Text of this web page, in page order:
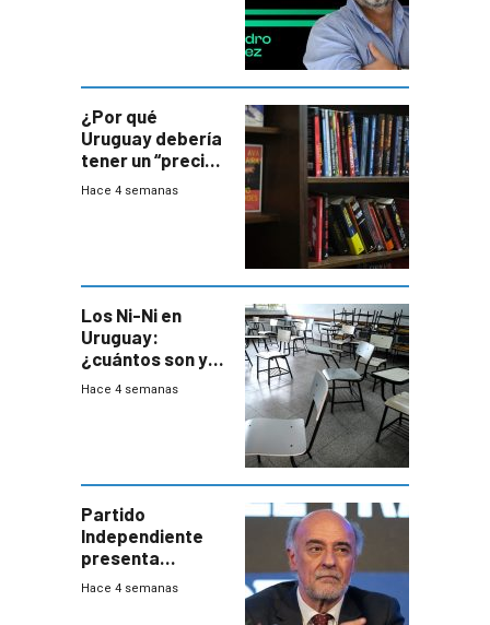
¿Por qué
Uruguay debería
tener un “precio
único” en los
Hace 4 semanas
Los Ni-Ni en
Uruguay:
¿cuántos son y
en dónde están?
Hace 4 semanas
Partido
Independiente
presenta
demanda civil
Hace 4 semanas